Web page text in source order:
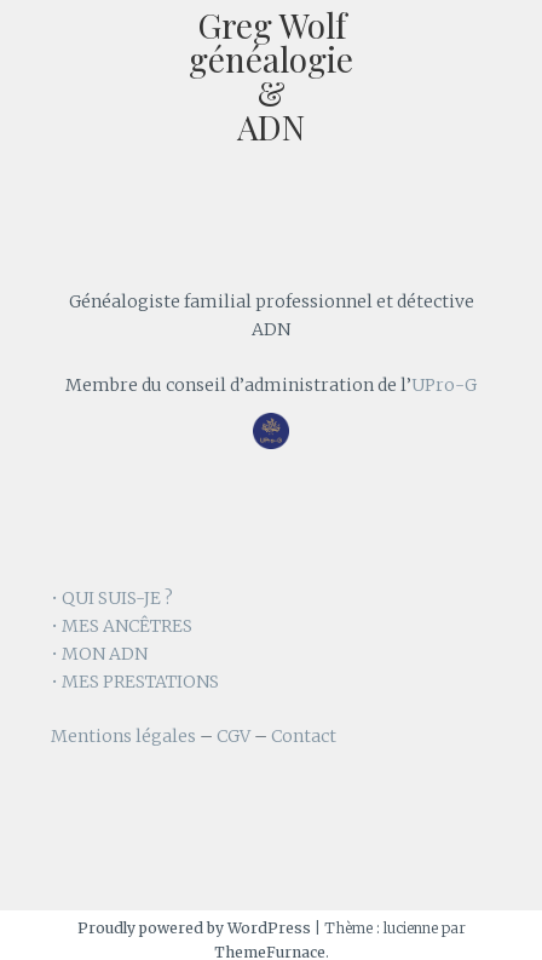
Greg Wolf
généalogie
&
ADN
Généalogiste familial professionnel et détective
ADN
Membre du conseil d’administration de l’UPro-G
• QUI SUIS-JE ?
• MES ANCÊTRES
• MON ADN
• MES PRESTATIONS
Mentions légales – CGV– Contact
Proudly powered by WordPress
Thème : lucienne par
ThemeFurnace.